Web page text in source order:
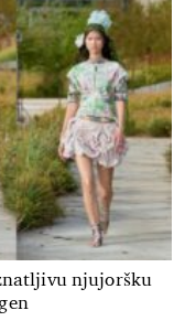
njujoršku